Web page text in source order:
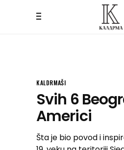
KALDRMAŠI
Svih 6
Americi
Šta je bio povod i